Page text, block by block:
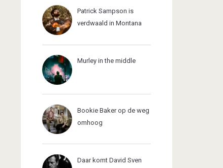
Patrick Sampson is
verdwaald in Montana
Murley in the middle
Bookie Baker op de weg
omhoog
Daar komt David Sven